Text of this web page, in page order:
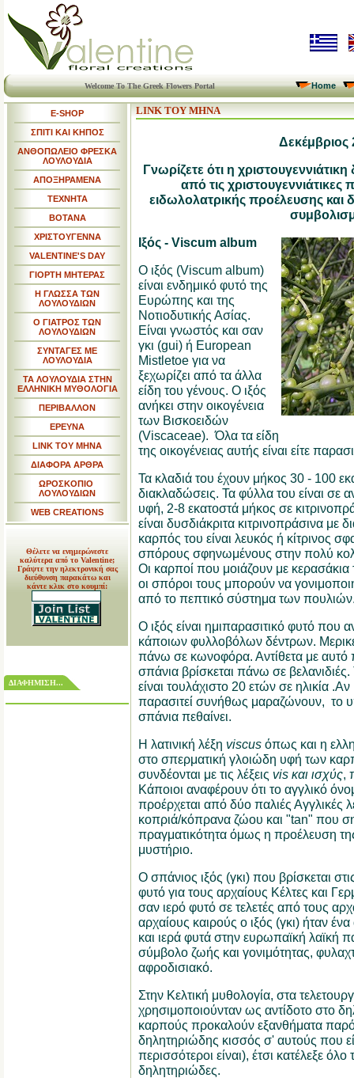
Welcome To The Greek Flowers Portal Home
E-SHOP
ΣΠΙΤΙ ΚΑΙ ΚΗΠΟΣ
ΑΝΘΟΠΩΛΕΙΟ ΦΡΕΣΚΑ
ΛΟΥΛΟΥΔΙΑ
ΑΠΟΞΗΡΑΜΕΝΑ
ΤΕΧΝΗΤΑ
ΒΟΤΑΝΑ
ΧΡΙΣΤΟΥΓΕΝΝΑ
VALENTINE'S DAY
ΓΙΟΡΤΗ ΜΗΤΕΡΑΣ
Η ΓΛΩΣΣΑ ΤΩΝ
ΛΟΥΛΟΥΔΙΩΝ
Ο ΓΙΑΤΡΟΣ ΤΩΝ
ΛΟΥΛΟΥΔΙΩΝ
ΣΥΝΤΑΓΕΣ ΜΕ
ΛΟΥΛΟΥΔΙΑ
ΤΑ ΛΟΥΛΟΥΔΙΑ ΣΤΗΝ
ΕΛΛΗΝΙΚΗ ΜΥΘΟΛΟΓΙΑ
ΠΕΡΙΒΑΛΛΟΝ
ΕΡΕΥΝΑ
LINK TOY MHNA
ΔΙΑΦΟΡΑ ΑΡΘΡΑ
ΩΡΟΣΚΟΠΙΟ
ΛΟΥΛΟΥΔΙΩΝ
WEB CREATIONS
Θέλετε να ενημερώνεστε
καλύτερα από το Valentine;
Γράψτε την ηλεκτρονική σας
διεύθυνση παρακάτω και
κάντε κλικ στο κουμπί:
ΔΙΑΦΗΜΙΣΗ...
LINK ΤΟΥ ΜΗΝΑ
Δεκέμβριος
Γνωρίζετε ότι η
από τις χριστουγεννιάτικες
ειδωλολατρικής προέλευσης και
Ιξός - Viscum album
Ο ιξός (Viscum album)
είναι ενδημικό φυτό της
Ευρώπης και της
Νοτιοδυτικής Ασίας.
Είναι γνωστός και σαν
γκι (gui) ή European
Mistletoe για να
ξεχωρίζει από τα άλλα
είδη του γένους. Ο ιξός
ανήκει στην οικογένεια
των Βισκοειδών
(Viscaceae). Όλα τα είδη
της οικογένειας αυτής είναι είτε
Τα κλαδιά του έχουν μήκος 30 - 100
διακλαδώσεις. Τα φύλλα του είναι σε
υφή, 2-8 εκατοστά μήκος σε
είναι δυσδιάκριτα κιτρινοπράσινα με
καρπός του είναι λευκός ή κίτρινος
σπόρους σφηνωμένους στην πολύ
Οι καρποί που μοιάζουν με
οι σπόροι τους μπορούν να
από το πεπτικό σύστημα των
Ο ιξός είναι ημιπαρασιτικό φυτό που
κάποιων φυλλοβόλων δέντρων.
πάνω σε κωνοφόρα. Αντίθετα με αυτό
σπάνια βρίσκεται πάνω σε
είναι τουλάχιστο 20 ετών σε ηλικία
παρασιτεί συνήθως μαραζώνουν, το
σπάνια πεθαίνει.
Η λατινική λέξη viscus όπως και η
στο σπερματική γλοιώδη υφή των
συνδέονται με τις λέξεις vis και ισχύς,
Κάποιοι αναφέρουν ότι το αγγλικό
προέρχεται από δύο παλιές Αγγλικές
κοπριά/κόπρανα ζώου και "tan" που
πραγματικότητα όμως η προέλευση
μυστήριο.
Ο σπάνιος ιξός (γκι) που βρίσκεται
φυτό για τους αρχαίους Κέλτες και
σαν ιερό φυτό σε τελετές από τους
αρχαίους καιρούς ο ιξός (γκι) ήταν
και ιερά φυτά στην ευρωπαϊκή
σύμβολο ζωής και γονιμότητας,
αφροδισιακό.
Στην Κελτική μυθολογία, στα
χρησιμοποιούνταν ως αντίδοτο στο
καρπούς προκαλούν εξανθήματα
δηλητηριώδης κισσός σ' αυτούς που
περισσότεροι είναι), έτσι κατέλεξε
δηλητηριώδες.